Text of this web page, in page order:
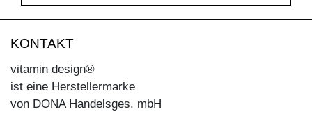
KONTAKT
vitamin design®
ist eine Herstellermarke
von DONA Handelsges. mbH